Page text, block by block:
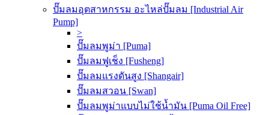
ปั๊มลมอุตสาหกรรม อะไหล่ปั๊มลม [Industrial Air
Pump]
>
ปั๊มลมพูม่า [Puma]
ปั๊มลมฟูเช็ง [Fusheng]
ปั๊มลมแรงดันสูง [Shangair]
ปั๊มลมสวอน [Swan]
ปั๊มลมพูม่าแบบไม่ใช้น้ำมัน [Puma Oil Free]